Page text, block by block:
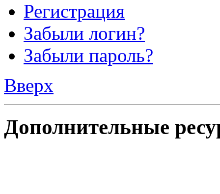
Регистрация
Забыли логин?
Забыли пароль?
Вверх
Дополнительные